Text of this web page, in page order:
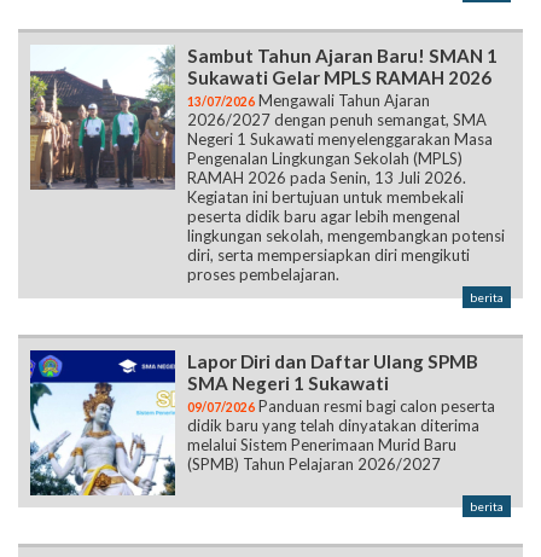
Sambut Tahun Ajaran Baru! SMAN 1
Sukawati Gelar MPLS RAMAH 2026
13/07/2026 Mengawali Tahun Ajaran
2026/2027 dengan penuh semangat, SMA
Negeri 1 Sukawati menyelenggarakan Masa
Pengenalan Lingkungan Sekolah (MPLS)
RAMAH 2026 pada Senin, 13 Juli 2026.
Kegiatan ini bertujuan untuk membekali
peserta didik baru agar lebih mengenal
lingkungan sekolah, mengembangkan potensi
diri, serta mempersiapkan diri mengikuti
proses pembelajaran.
berita
Lapor Diri dan Daftar Ulang SPMB
SMA Negeri 1 Sukawati
09/07/2026 Panduan resmi bagi calon peserta
didik baru yang telah dinyatakan diterima
melalui Sistem Penerimaan Murid Baru
(SPMB) Tahun Pelajaran 2026/2027
berita